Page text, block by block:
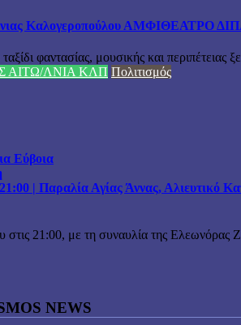
Καλογεροπούλου ΑΜΦΙΘΕΑΤΡΟ
μουσικής και περιπέτειας
ΑΙΤΩ/ΛΝΙΑ ΚΛΠ Πολιτισμός
Εύβοια
| Παραλία Αγίας Άννας, Αλιευτικό
στις 21:00, με τη συναυλία της Ελεωνόρας
NEWS